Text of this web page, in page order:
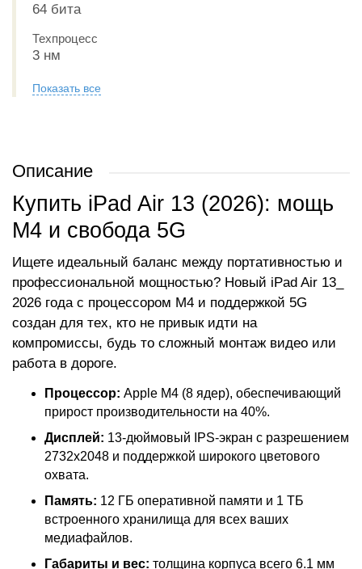
64 бита
Техпроцесс
3 нм
Показать все
Описание
Купить iPad Air 13 (2026): мощь
M4 и свобода 5G
Ищете идеальный баланс между портативностью и
профессиональной мощностью? Новый iPad Air 13_
2026 года с процессором M4 и поддержкой 5G
создан для тех, кто не привык идти на
компромиссы, будь то сложный монтаж видео или
работа в дороге.
Процессор: Apple M4 (8 ядер), обеспечивающий
прирост производительности на 40%.
Дисплей: 13-дюймовый IPS-экран с разрешением
2732x2048 и поддержкой широкого цветового
охвата.
Память: 12 ГБ оперативной памяти и 1 ТБ
встроенного хранилища для всех ваших
медиафайлов.
Габариты и вес: толщина корпуса всего 6.1 мм